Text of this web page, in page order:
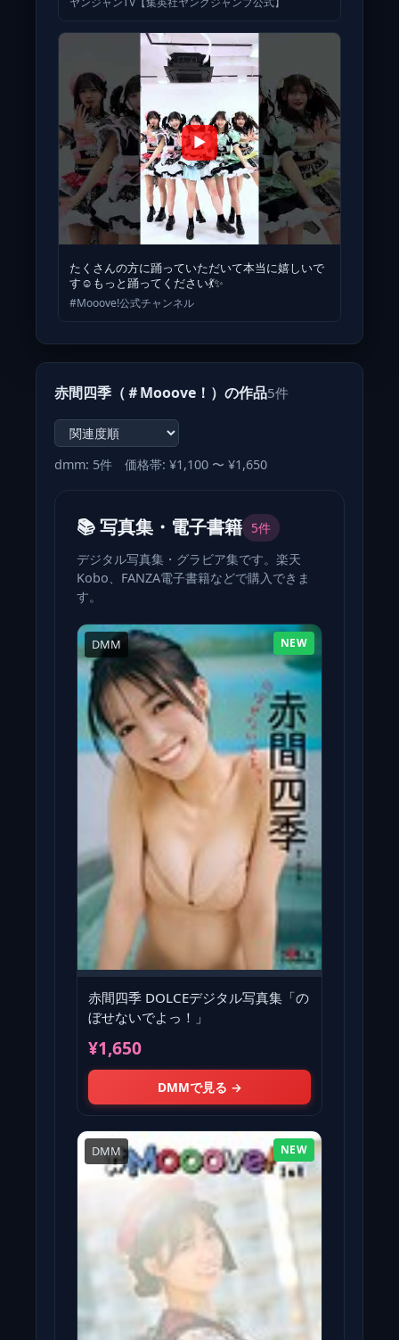
▶
たくさんの方に踊っていただいて本当に嬉しいで
す☺️もっと踊ってください💃✨
#Mooove!公式チャンネル
赤間四季（＃Mooove！）の作品5件
dmm: 5件 価格帯: ¥1,100 〜 ¥1,650
📚 写真集・電子書籍 5件
デジタル写真集・グラビア集です。楽天
Kobo、FANZA電子書籍などで購入できま
す。
DMM NEW
赤間四季 DOLCEデジタル写真集「の
ぼせないでよっ！」
¥1,650
DMMで見る →
DMM NEW